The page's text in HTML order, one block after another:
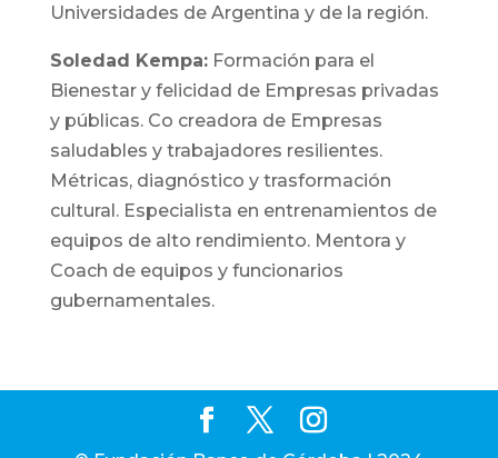
Universidades de Argentina y de la región.
Soledad Kempa:Formación para el
Bienestar y felicidad de Empresas privadas
y públicas. Co creadora de Empresas
saludables y trabajadores resilientes.
Métricas, diagnóstico y trasformación
cultural. Especialista en entrenamientos de
equipos de alto rendimiento. Mentora y
Coach de equipos y funcionarios
gubernamentales.